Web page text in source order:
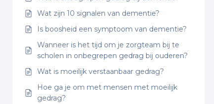
Wat zijn 10 signalen van dementie?
Is boosheid een symptoom van dementie?
Wanneer is het tijd om je zorgteam bij te
scholen in onbegrepen gedrag bij ouderen?
Wat is moeilijk verstaanbaar gedrag?
Hoe ga je om met mensen met moeilijk
gedrag?